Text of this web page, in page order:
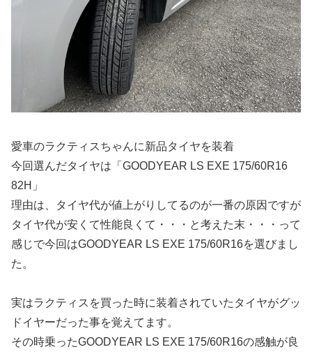
愛車のラクティスちゃんに新品タイヤを装着
今回選んだタイヤは「GOODYEAR LS EXE 175/60R16
82H」
理由は、タイヤ代が値上がりしてるのが一番の原因ですが
タイヤ代が安くて性能良くて・・・と考えた末・・・って
感じで今回はGOODYEAR LS EXE 175/60R16を選びまし
た。
実はラクティスを買った時に装着されていたタイヤがグッ
ドイヤーだった事を覚えてます。
その時乗ったGOODYEAR LS EXE 175/60R16の感触が良